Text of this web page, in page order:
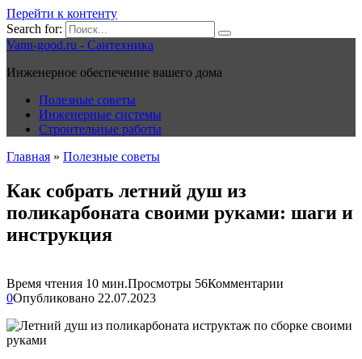
Перейти к контенту
Search for:
Vann-good.ru - Сантехника
Инженерное обеспечение вашего дома
Полезные советы
Инженерные системы
Строительные работы
Главная » Полезные советы
Как собрать летний душ из
поликарбоната своими руками: шаги и
инструкция
Время чтения 10 мин.Просмотры 56Комментарии
0Опубликовано 22.07.2023